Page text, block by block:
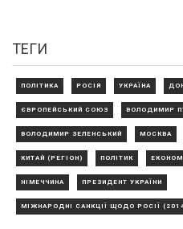
ТЕГИ
ПОЛІТИКА РОСІЯ УКРАЇНА
ЄВРОПЕЙСЬКИЙ СОЮЗ ВОЛОДИМИР
ВОЛОДИМИР ЗЕЛЕНСЬКИЙ МОСКВА
КИТАЙ (РЕГІОН) ПОЛІТИК
НІМЕЧЧИНА ПРЕЗИДЕНТ УКРАЇНИ
МІЖНАРОДНІ САНКЦІЇ ЩОДО РОСІЇ